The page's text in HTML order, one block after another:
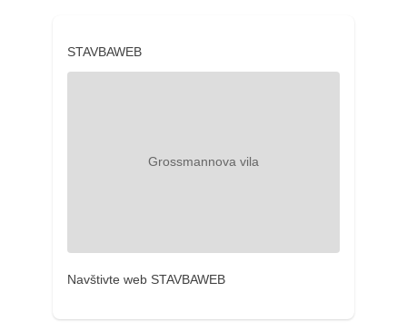
STAVBAWEB
Navštivte web STAVBAWEB